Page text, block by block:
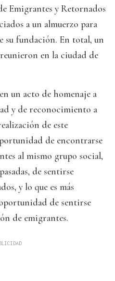
Emigrantes y Retornados
a un almuerzo para
su fundación. En total, un
en la ciudad de
un acto de homenaje a
y de reconocimiento a
de este
de encontrarse
al mismo grupo social,
de sentirse
y lo que es más
de sentirse
de emigrantes.